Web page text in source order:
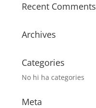
Recent Comments
Archives
Categories
No hi ha categories
Meta